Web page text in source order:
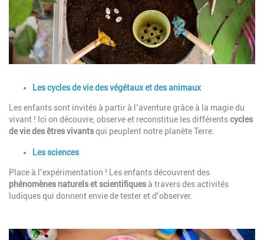
DescriptionLes cycles de vie des végétaux et des animaux
Les enfants sont invités à partir à l’aventure grâce à la magie du
vivant ! Ici on découvre, observe et reconstitue les différentscycles
de vie des êtres vivantsqui peuplent notre planète Terre.
Les sciences
Place à l’expérimentation ! Les enfants découvrent des
phénomènes naturels et scientifiquesà travers des activités
ludiques qui donnent envie de tester et d’observer.
Image